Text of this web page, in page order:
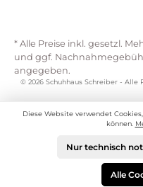
* Alle Preise inkl. gesetzl.
und ggf.
angegeben.
© 2026 Schuhhaus Schreiber - Alle
Diese Website verwendet
können.
Nur technisch
Alle